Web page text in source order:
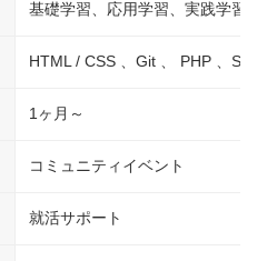
基礎学習、応用学習、実践学習
HTML / CSS 、Git 、 PHP 、
1ヶ月～
コミュニティイベント
就活サポート